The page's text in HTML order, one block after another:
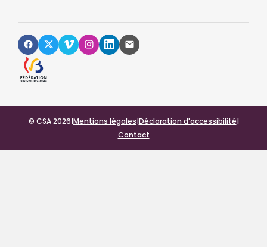
© CSA 2026 Mentions légales Déclaration d'accessibilité
Contact